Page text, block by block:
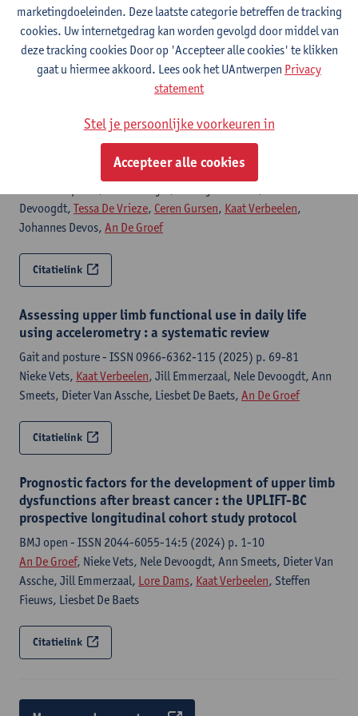
Vanderheyden,Nick Gebruers Wiebren Tjalma
, Karin Johansson,
Vaughan Keeley,
An De Groef , Nele Devoogdt
Citatielink
assessment methods for head and neck lymphedema
in head and neck cancer patients
Cancers - ISSN 2072-6694-17:10 (2025) p. 1-25
Devoogdt, Tessa De Vrieze, Ceren Gursen, Kaat Verbeelen,
Johannes Devos, An De Groef
Citatielink
Assessing upper limb functional use in daily life
using accelerometry : a systematic review
Gait and posture - ISSN 0966-6362-115 (2025) p. 69-81
Nieke Vets, Kaat Verbeelen, Jill Emmerzaal, Nele Devoogdt, Ann
Smeets, Dieter Van Assche, Liesbet De Baets, An De Groef
Citatielink
Prognostic factors for the development of upper limb
dysfunctions after breast cancer : the UPLIFT-BC
prospective longitudinal cohort study protocol
BMJ open - ISSN 2044-6055-14:5 (2024) p. 1-10
An De Groef, Nieke Vets, Nele Devoogdt, Ann Smeets, Dieter Van
Assche, Jill Emmerzaal, Lore Dams, Kaat Verbeelen, Steffen
Fieuws, Liesbet De Baets
Citatielink
marketingdoeleinden. Deze laatste categorie betreffen de tracking
cookies. Uw internetgedrag kan worden gevolgd door middel van
deze tracking cookies Door op 'Accepteer alle cookies' te klikken
gaat u hiermee akkoord. Lees ook het UAntwerpen Privacy
statement
Stel je persoonlijke voorkeuren in
Accepteer alle cookies